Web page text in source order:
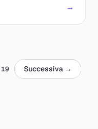
→
19 Successiva →